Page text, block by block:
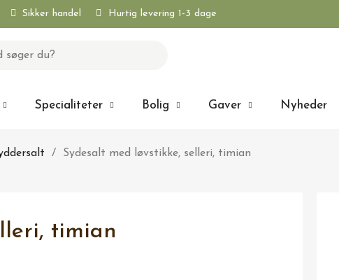
Sikker handel Hurtig levering 1-3 dage
Specialiteter Bolig Gaver Nyheder
Sydesalt med løvstikke, selleri, timian
timian